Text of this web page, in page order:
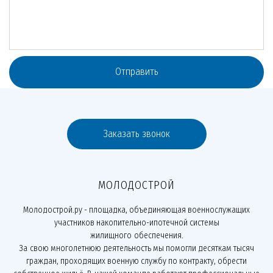
Отправить
Заказать звонок
МОЛОДОСТРОЙ
Молодострой.ру - площадка, объединяющая военнослужащих
участников накопительно-ипотечной системы
жилищного обеспечения.
За свою многолетнюю деятельность мы помогли десяткам тысяч
граждан, проходящих военную службу по контракту, обрести